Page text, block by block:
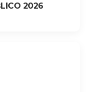
2026